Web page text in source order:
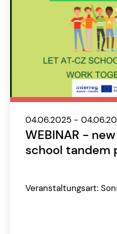
04.06.2025 -
WEBINAR -
school tandem
Veranstaltungsart: